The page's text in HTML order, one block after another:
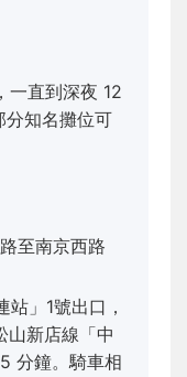
一直到深夜 12
分知名攤位可
至南京西路
」1號出口，
山新店線「中
分鐘。騎車相